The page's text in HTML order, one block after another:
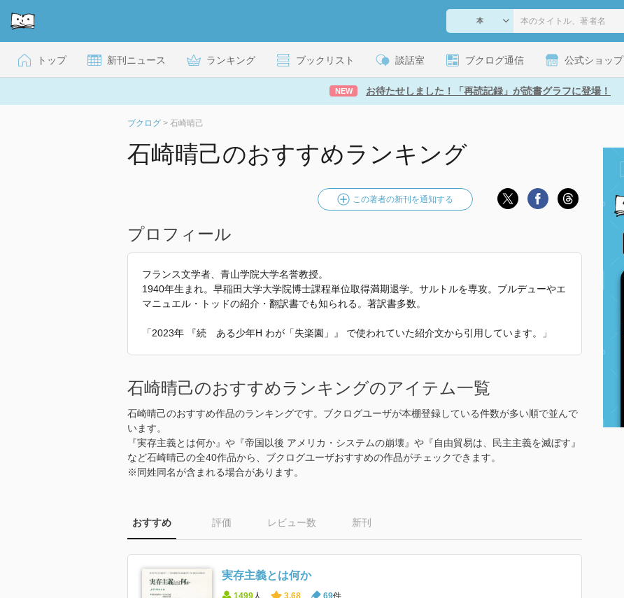
トップ 新刊ニュース ランキング ブックリスト 談話室 ブクログ通信 公式ショップ
NEW お待たせしました！「再読記録」が読書グラフに登場！
ブクログ > 石崎晴己
石崎晴己のおすすめランキング
この著者の新刊を通知する
プロフィール
フランス文学者、青山学院大学名誉教授。
1940年生まれ。早稲田大学大学院博士課程単位取得満期退学。サルトルを専攻。ブルデューやエ
マニュエル・トッドの紹介・翻訳書でも知られる。著訳書多数。
「2023年 『続 ある少年H わが「失楽園」』 で使われていた紹介文から引用しています。」
石崎晴己のおすすめランキングのアイテム一覧
石崎晴己のおすすめ作品のランキングです。ブクログユーザが本棚登録している件数が多い順で並んで
います。
『実存主義とは何か』や『帝国以後 アメリカ・システムの崩壊』や『自由貿易は、民主主義を滅ぼす』
など石崎晴己の全40作品から、ブクログユーザおすすめの作品がチェックできます。
※同姓同名が含まれる場合があります。
おすすめ 評価 レビュー数 新刊
実存主義とは何か
1499人 3.68 69件